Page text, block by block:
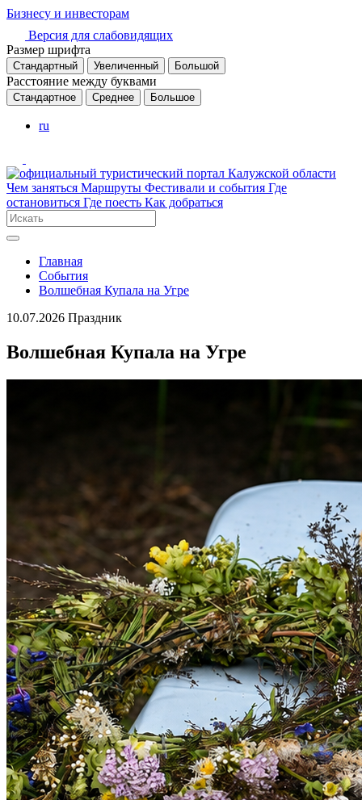
Бизнесу и инвесторам
Версия для слабовидящих
Размер шрифта
Стандартный Увеличенный Большой
Расстояние между буквами
Стандартное Среднее Большое
ru
Чем заняться Маршруты Фестивали и события Где
остановиться Где поесть Как добраться
Главная
События
Волшебная Купала на Угре
10.07.2026 Праздник
Волшебная Купала на Угре